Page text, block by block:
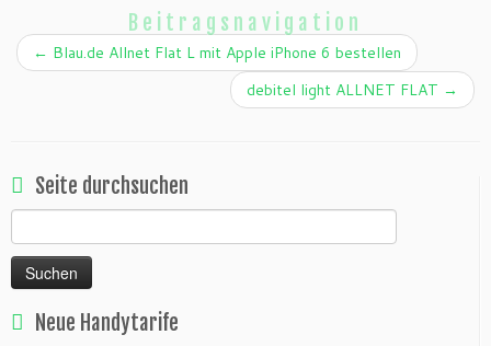
Beitragsnavigation
← Blau.de Allnet Flat L mit Apple iPhone 6 bestellen
debitel light ALLNET FLAT →
Seite durchsuchen
nach:
Neue Handytarife